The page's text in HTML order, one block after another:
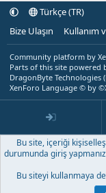
Türkçe (TR)
Bize Ulaşın
Kullanım
Community platform by
Parts of this site powered
DragonByte Technologies (
XenForo Language © by
Bu site, içeriği
durumunda giriş
Bu siteyi kullanmaya